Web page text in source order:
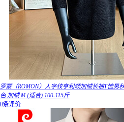
罗蒙（ROMON）人字纹亨利领加绒长袖T恤男
色 加绒 M (适合) 100-115斤
0条评价